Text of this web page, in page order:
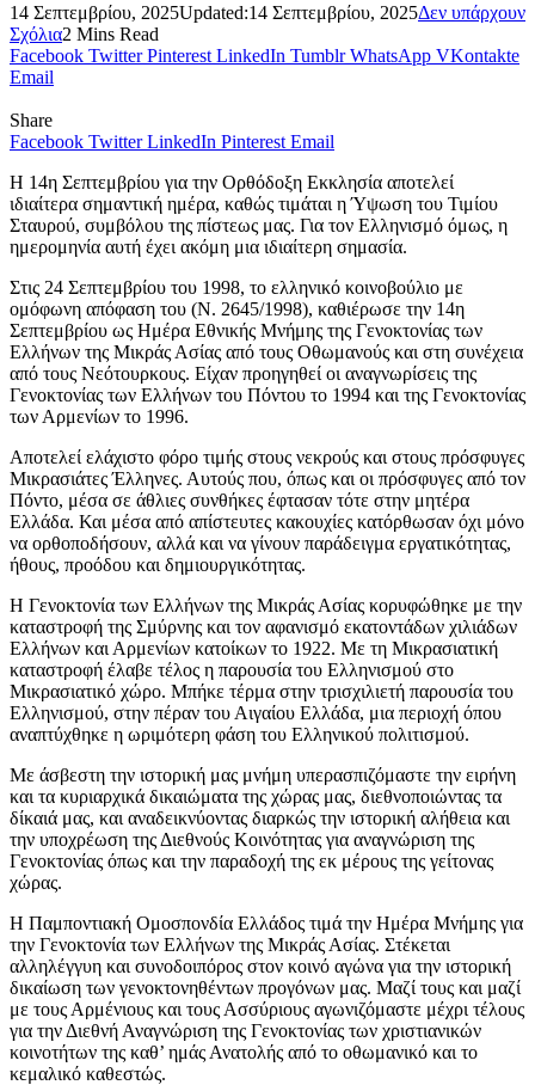
14 Σεπτεμβρίου, 2025Updated:14 Σεπτεμβρίου, 2025Δεν υπάρχουν
Σχόλια2 Mins Read
Facebook Twitter Pinterest LinkedIn Tumblr WhatsApp VKontakte
Email
Share
Facebook Twitter LinkedIn Pinterest Email
Η 14η Σεπτεμβρίου για την Ορθόδοξη Εκκλησία αποτελεί
ιδιαίτερα σημαντική ημέρα, καθώς τιμάται η Ύψωση του Τιμίου
Σταυρού, συμβόλου της πίστεως μας. Για τον Ελληνισμό όμως, η
ημερομηνία αυτή έχει ακόμη μια ιδιαίτερη σημασία.
Στις 24 Σεπτεμβρίου του 1998, το ελληνικό κοινοβούλιο με
ομόφωνη απόφαση του (Ν. 2645/1998), καθιέρωσε την 14η
Σεπτεμβρίου ως Ημέρα Εθνικής Μνήμης της Γενοκτονίας των
Ελλήνων της Μικράς Ασίας από τους Οθωμανούς και στη συνέχεια
από τους Νεότουρκους. Είχαν προηγηθεί οι αναγνωρίσεις της
Γενοκτονίας των Ελλήνων του Πόντου το 1994 και της Γενοκτονίας
των Αρμενίων το 1996.
Αποτελεί ελάχιστο φόρο τιμής στους νεκρούς και στους πρόσφυγες
Μικρασιάτες Έλληνες. Αυτούς που, όπως και οι πρόσφυγες από τον
Πόντο, μέσα σε άθλιες συνθήκες έφτασαν τότε στην μητέρα
Ελλάδα. Και μέσα από απίστευτες κακουχίες κατόρθωσαν όχι μόνο
να ορθοποδήσουν, αλλά και να γίνουν παράδειγμα εργατικότητας,
ήθους, προόδου και δημιουργικότητας.
Η Γενοκτονία των Ελλήνων της Μικράς Ασίας κορυφώθηκε με την
καταστροφή της Σμύρνης και τον αφανισμό εκατοντάδων χιλιάδων
Ελλήνων και Αρμενίων κατοίκων το 1922. Με τη Μικρασιατική
καταστροφή έλαβε τέλος η παρουσία του Ελληνισμού στο
Μικρασιατικό χώρο. Μπήκε τέρμα στην τρισχιλιετή παρουσία του
Ελληνισμού, στην πέραν του Αιγαίου Ελλάδα, μια περιοχή όπου
αναπτύχθηκε η ωριμότερη φάση του Ελληνικού πολιτισμού.
Με άσβεστη την ιστορική μας μνήμη υπερασπιζόμαστε την ειρήνη
και τα κυριαρχικά δικαιώματα της χώρας μας, διεθνοποιώντας τα
δίκαιά μας, και αναδεικνύοντας διαρκώς την ιστορική αλήθεια και
την υποχρέωση της Διεθνούς Κοινότητας για αναγνώριση της
Γενοκτονίας όπως και την παραδοχή της εκ μέρους της γείτονας
χώρας.
Η Παμποντιακή Ομοσπονδία Ελλάδος τιμά την Ημέρα Μνήμης για
την Γενοκτονία των Ελλήνων της Μικράς Ασίας. Στέκεται
αλληλέγγυη και συνοδοιπόρος στον κοινό αγώνα για την ιστορική
δικαίωση των γενοκτονηθέντων προγόνων μας. Μαζί τους και μαζί
με τους Αρμένιους και τους Ασσύριους αγωνιζόμαστε μέχρι τέλους
για την Διεθνή Αναγνώριση της Γενοκτονίας των χριστιανικών
κοινοτήτων της καθ’ ημάς Ανατολής από το οθωμανικό και το
κεμαλικό καθεστώς.